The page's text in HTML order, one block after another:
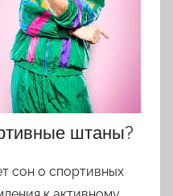
штаны?
сон о спортивных